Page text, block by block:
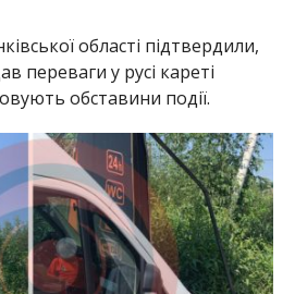
області підтвердили,
переваги у русі кареті
обставини події.